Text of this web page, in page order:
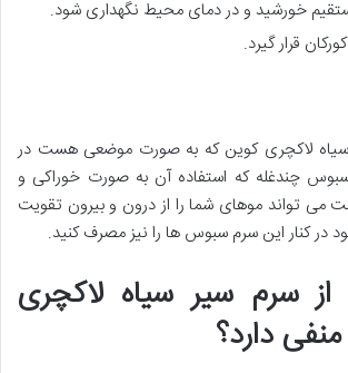
خورشید و در دمای محیط نگهداری شود.
قرار گیرد.
سیاه لاکچری کوین که به صورت موضعی هست در
چندغله که استفاده آن به صورت خوراکی و
می تواند موهای شما را از درون و بیرون تقویت
در کنار این سرم سبوس ها را نیز مصرف کنید.
از سرم سیر سیاه لاکچری
دارد؟